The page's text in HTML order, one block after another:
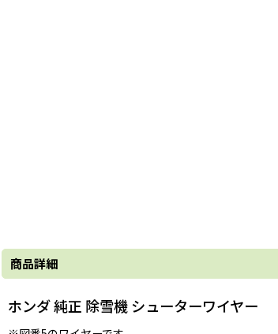
商品詳細
ホンダ 純正 除雪機 シューターワイヤー